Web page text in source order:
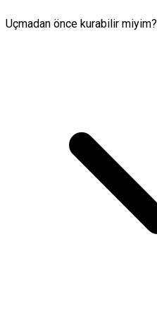
Uçmadan önce kurabilir miyim?